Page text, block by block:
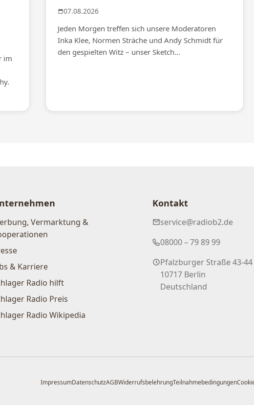
im
07.08.2026
Jeden Morgen treffen sich unsere Moderatoren
Inka Klee, Normen Sträche und Andy Schmidt für
den gespielten Witz – unser Sketch...
Vermarktung &
& Karriere
Radio hilft
Radio Preis
Radio Wikipedia
Kontakt
service@radiob2.de
08000 – 79 89 99
Pfalzburger Straße 43-44
10717 Berlin
Deutschland
ImpressumDatenschutzAGBWiderrufsbelehrungTeilnahmebedingungen